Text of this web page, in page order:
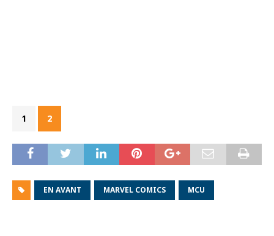
1 2
EN AVANT MARVEL COMICS MCU